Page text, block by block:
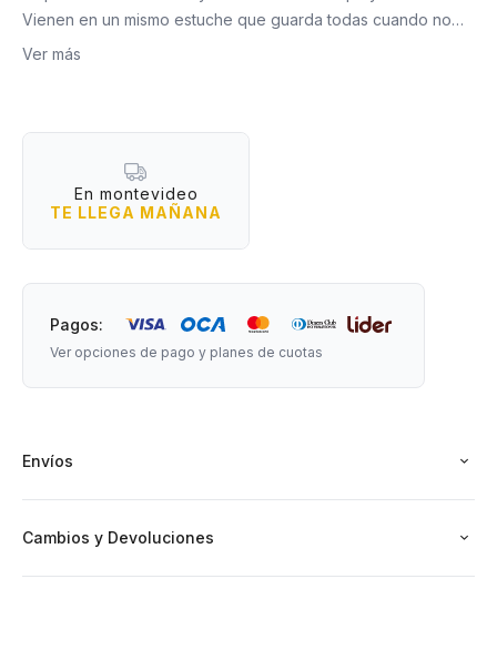
Vienen en un mismo estuche que guarda todas cuando no
están en uso y a su vez funciona como un tercer estuche de
Material: Poliéster lavable.
* Estuche grande: 41 x 30 x 12,5 cm.
* Estuche mediano: 31 x 21 x 11 cm.
* Estuche chico: 28 x 26 x 11 cm.
* Sobre mediano: 25 x 26 cm.
* Sobre chico: 26 x 16 cm.
Ver más
En montevideo
TE LLEGA MAÑANA
Pagos:
Ver opciones de pago y planes de cuotas
Envíos
Cambios y Devoluciones